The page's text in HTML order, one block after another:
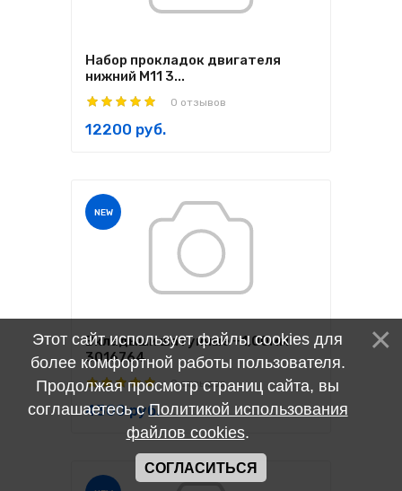
Набор прокладок двигателя
нижний M11 3...
0 отзывов
12200 руб.
NEW
Вкладыши шатунные +1,00мм
3016764
0 отзывов
4300 руб.
Этот сайт использует файлы cookies для
более комфортной работы пользователя.
Продолжая просмотр страниц сайта, вы
соглашаетесь сПолитикой использования
файлов cookies.
СОГЛАСИТЬСЯ